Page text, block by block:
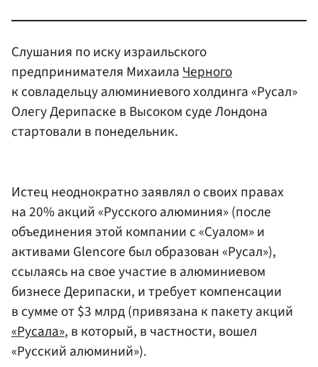
Слушания по иску израильского
предпринимателя МихаилаЧерного
к совладельцу алюминиевого холдинга «Русал»
Олегу Дерипаске в Высоком суде Лондона
стартовали в понедельник.
Истец неоднократно заявлял о своих правах
на 20% акций «Русского алюминия» (после
объединения этой компании с «Суалом» и
активами Glencore был образован «Русал»),
ссылаясь на свое участие в алюминиевом
бизнесе Дерипаски, и требует компенсации
в сумме от $3 млрд (привязана к пакету акций
«Русала», в который, в частности, вошел
«Русский алюминий»).